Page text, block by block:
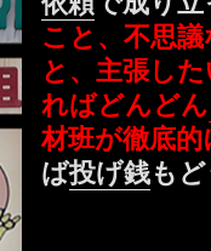
こと、不思
と、主張し
ればどんどん
材班が徹底的
ば投げ銭もど